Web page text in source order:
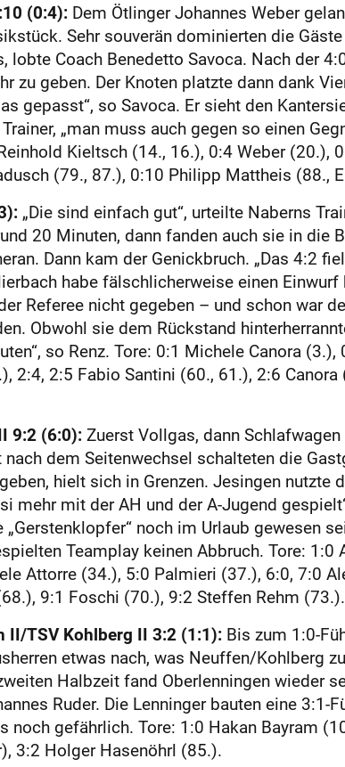
(0:4):Dem Ötlinger Johannes Weber
Sehr souverän dominierten die
lobte Coach Benedetto Savoca. Nach der
zu geben. Der Knoten platzte dann dank
gepasst“, so Savoca. Er sieht den
„man muss auch gegen so einen
Kieltsch (14., 16.), 0:4 Weber (20.),
(79., 87.), 0:10 Philipp Mattheis (88.,
„Die sind einfach gut“, urteilte Naberns
20 Minuten, dann fanden auch sie in die
Dann kam der Genickbruch. „Das 4:2
habe fälschlicherweise einen
Referee nicht gegeben – und schon war
Obwohl sie dem Rückstand
so Renz. Tore: 0:1 Michele Canora
2:4, 2:5 Fabio Santini (60., 61.), 2:6
9:2 (6:0):Zuerst Vollgas, dann
dem Seitenwechsel schalteten die
hielt sich in Grenzen. Jesingen nutzte
mehr mit der AH und der A-Jugend
noch im Urlaub gewesen
Teamplay keinen Abbruch. Tore:
Attorre (34.), 5:0 Palmieri (37.), 6:0, 7:0
9:1 Foschi (70.), 9:2 Steffen Rehm (73.).
II/TSV Kohlberg II 3:2 (1:1):Bis zum 1:0-
etwas nach, was Neuffen/Kohlberg
Halbzeit fand Oberlenningen wieder
Ruder. Die Lenninger bauten eine 3:1-
noch gefährlich. Tore: 1:0 Hakan Bayram
3:2 Holger Hasenöhrl (85.).